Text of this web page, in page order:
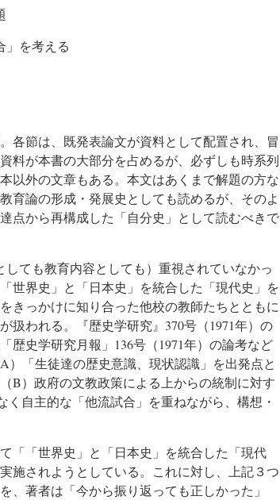
を考える
各節は、既発表論文が資料として配置され、冒
料が本書の大部分を占めるが、必ずしも時系列
以外の文章もある。本文はあくまで解題の方な
育論の形成・発展史としても読めるが、そのよ
点から再構成した「自分史」として読むべきで
ても教育内容としても）重視されていなかっ
世界史」と「日本史」を統合した「現代史」を
きっかけに知り合った他校の教師たちとともに
扱われる。『歴史学研究』370号（1971年）の
歴史学研究月報」136号（1971年）の論考など
「生徒達の歴史意識、現状認識」を出発点と
B）政府の文教政策による上からの統制に対す
自主的な「他流試合」を重ねながら、構想・
「「世界史」と「日本史」を統合した「現代
施されようとしている。これに対し、上記３つ
、著者は「今から振り返っても正しかった」